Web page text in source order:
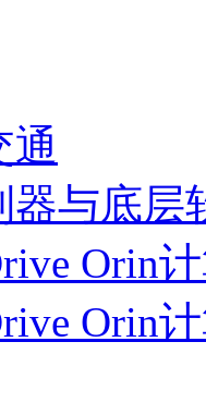
通
器与底层
Orin
Orin